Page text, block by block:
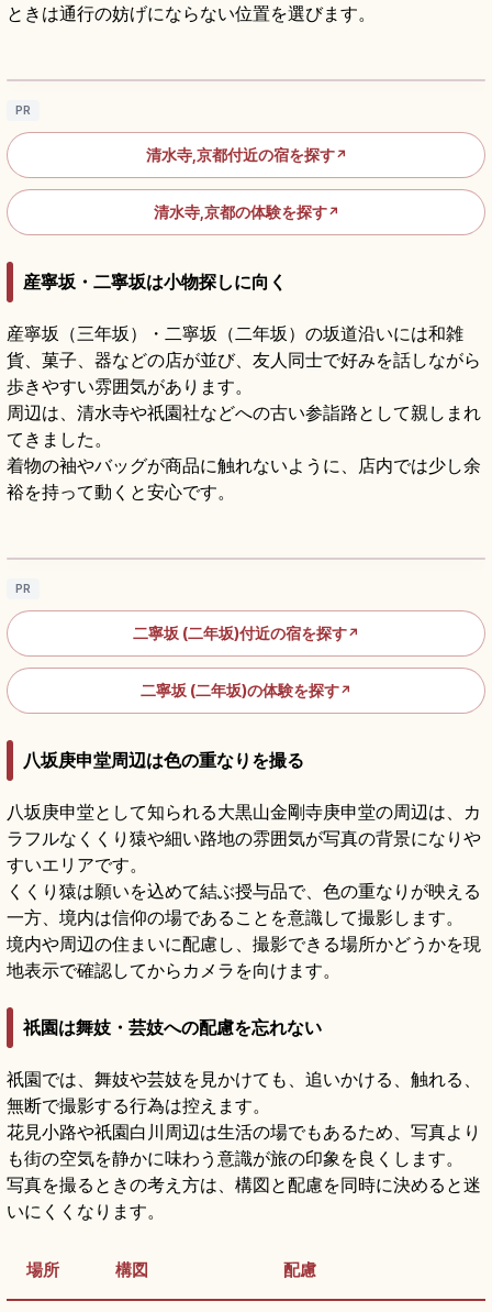
ときは通行の妨げにならない位置を選びます。
清水寺の見どころ｜清水の舞台・音羽の滝・
PR
清水寺,京都付近の宿を探す↗
清水寺,京都の体験を探す↗
産寧坂・二寧坂は小物探しに向く
産寧坂（三年坂）・二寧坂（二年坂）の坂道沿いには和雑
貨、菓子、器などの店が並び、友人同士で好みを話しながら
歩きやすい雰囲気があります。
周辺は、清水寺や祇園社などへの古い参詣路として親しまれ
てきました。
着物の袖やバッグが商品に触れないように、店内では少し余
裕を持って動くと安心です。
二年坂の歩き方｜石畳の坂道と京町家を楽し
PR
二寧坂 (二年坂)付近の宿を探す↗
二寧坂 (二年坂)の体験を探す↗
八坂庚申堂周辺は色の重なりを撮る
八坂庚申堂として知られる大黒山金剛寺庚申堂の周辺は、カ
ラフルなくくり猿や細い路地の雰囲気が写真の背景になりや
すいエリアです。
くくり猿は願いを込めて結ぶ授与品で、色の重なりが映える
一方、境内は信仰の場であることを意識して撮影します。
境内や周辺の住まいに配慮し、撮影できる場所かどうかを現
地表示で確認してからカメラを向けます。
祇園は舞妓・芸妓への配慮を忘れない
祇園では、舞妓や芸妓を見かけても、追いかける、触れる、
無断で撮影する行為は控えます。
花見小路や祇園白川周辺は生活の場でもあるため、写真より
も街の空気を静かに味わう意識が旅の印象を良くします。
写真を撮るときの考え方は、構図と配慮を同時に決めると迷
いにくくなります。
場所 構図 配慮